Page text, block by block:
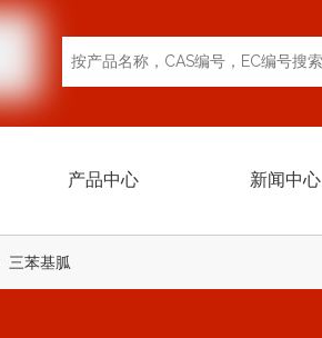
产品中心 新闻中心
三苯基胍